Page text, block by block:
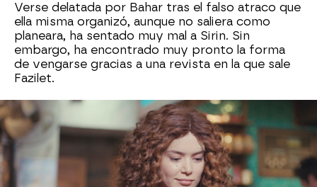
Verse delatada por Bahar tras el falso atraco que
ella misma organizó, aunque no saliera como
planeara, ha sentado muy mal a Sirin. Sin
embargo, ha encontrado muy pronto la forma
de vengarse gracias a una revista en la que sale
Fazilet.
En la foto de la portada, ha reconocido las joyas
que Bahar y Bersan vendieron en el gran bazar.
Por eso, empieza a tejer su nueva estrategia… El
primer paso es ir hasta la joyería.